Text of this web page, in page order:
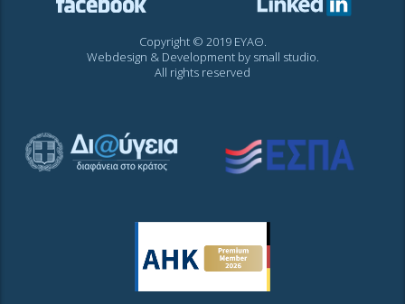
Copyright © 2019 ΕΥΑΘ.
Webdesign & Development by small studio.
All rights reserved